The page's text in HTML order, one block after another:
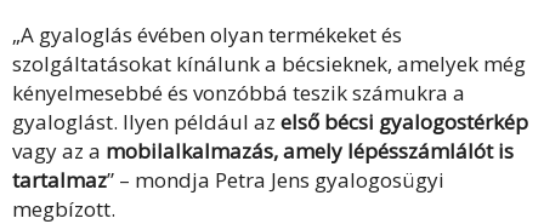
„A gyaloglás évében olyan termékeket és
szolgáltatásokat kínálunk a bécsieknek, amelyek még
kényelmesebbé és vonzóbbá teszik számukra a
gyaloglást. Ilyen például az első bécsi gyalogostérkép
vagy az a mobilalkalmazás, amely lépésszámlálót is
tartalmaz” – mondja Petra Jens gyalogosügyi
megbízott.